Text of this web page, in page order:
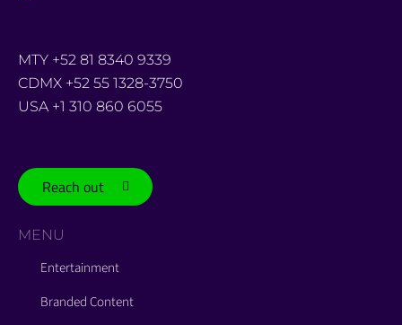
MTY +52 81 8340 9339
CDMX +52 55 1328-3750
USA +1 310 860 6055
Reach out
MENU
Entertainment
Branded Content